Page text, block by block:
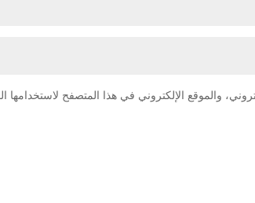
والموقع الإلكتروني في هذا المتصفح لاستخدامها